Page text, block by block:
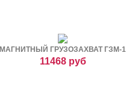
МАГНИТНЫЙ ГРУЗОЗАХВАТ ГЗМ-1
11468 руб